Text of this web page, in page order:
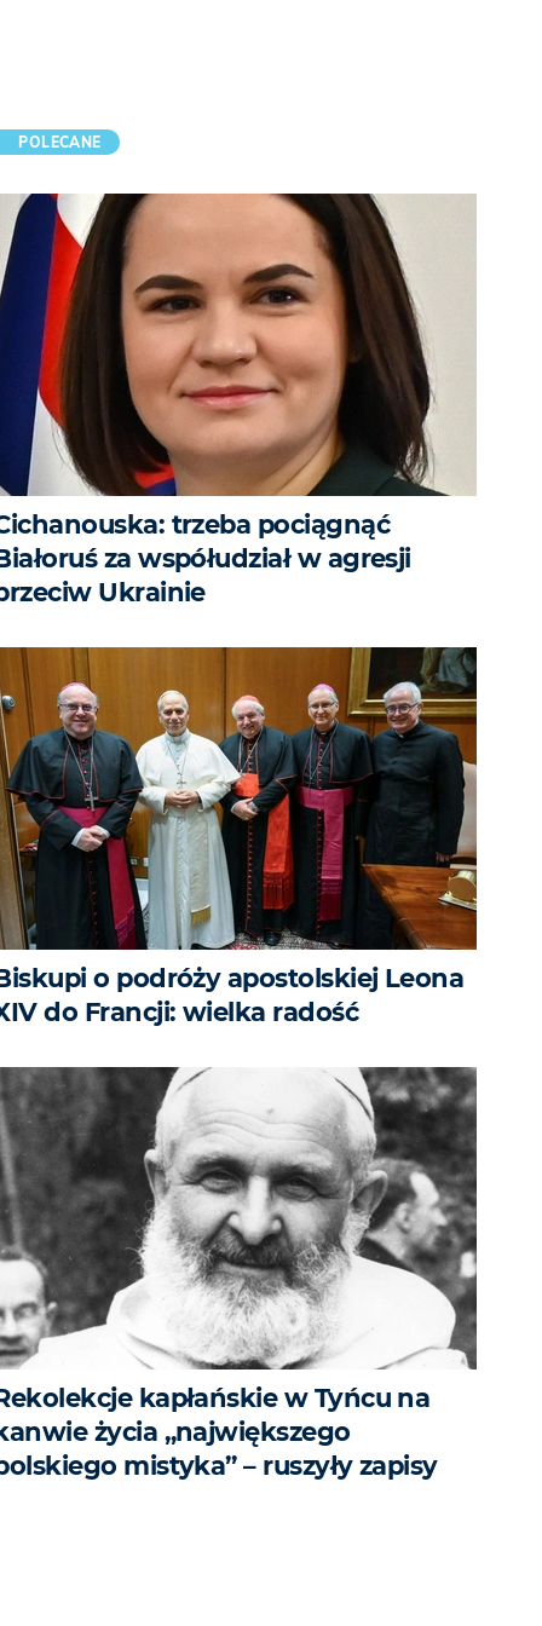
POLECANE
trzeba pociągnąć
za współudział w agresji
Ukrainie
o podróży apostolskiej Leona
do Francji: wielka radość
kapłańskie w Tyńcu na
życia „największego
mistyka” – ruszyły zapisy